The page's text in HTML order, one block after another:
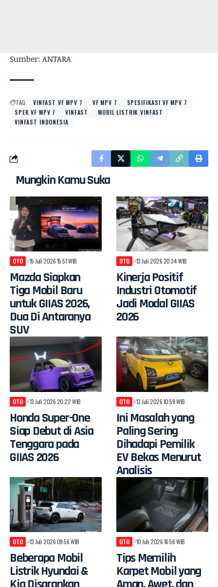
Sumber: ANTARA
TAG: VINFAST VF MPV 7 VF MPV 7
SPESIFIKASI VF MPV 7
SPEK VF MPV 7
VINFAST
MOBIL LISTRIK VINFAST
VINFAST INDONESIA
Mungkin Kamu Suka
OTO 15 Juli 2026 15:51 WIB
Mazda Siapkan
Tiga Mobil Baru
untuk GIIAS 2026,
Dua Di Antaranya
SUV
OTO 13 Juli 2026 20:34 WIB
Kinerja Positif
Industri Otomotif
Jadi Modal GIIAS
2026
OTO 13 Juli 2026 20:22 WIB
Honda Super-One
Siap Debut di Asia
Tenggara pada
GIIAS 2026
OTO 13 Juli 2026 10:59 WIB
Ini Masalah yang
Paling Sering
Dihadapi Pemilik
EV Bekas Menurut
Analisis
OTO 13 Juli 2026 09:56 WIB
Beberapa Mobil
Listrik Hyundai &
OTO 10 Juli 2026 16:56 WIB
Tips Memilih
Karpet Mobil yang